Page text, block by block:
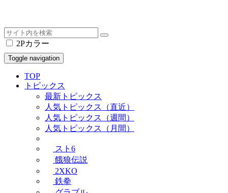
2Pカラー
Toggle navigation
TOP
トピックス
最新トピックス
人気トピックス（直近）
人気トピックス（週間）
人気トピックス（月間）
スト6
餓狼伝説
2XKO
鉄拳